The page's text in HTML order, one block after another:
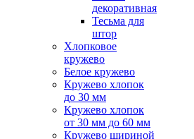
декоративная
Тесьма для
штор
Хлопковое
кружево
Белое кружево
Кружево хлопок
до 30 мм
Кружево хлопок
от 30 мм до 60 мм
Кружево шириной